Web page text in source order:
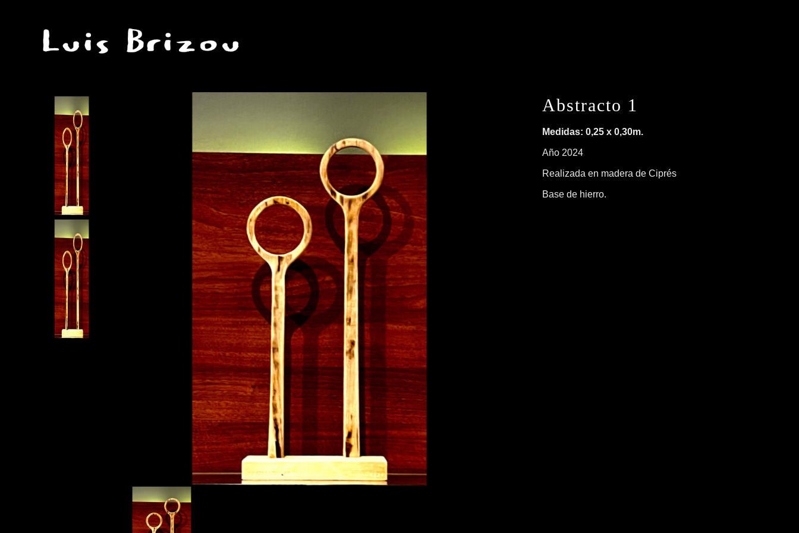
Abstracto 1
Medidas: 0,25 x 0,30m.
Año 2024
Realizada en madera de Ciprés
Base de hierro.